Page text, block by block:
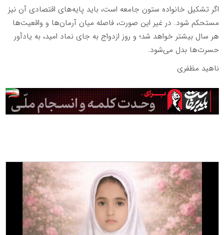
اگر تشکیل خانواده ستون جامعه است، باید پایه‌های اقتصادی آن نیز
مستحکم شود. در غیر این صورت، فاصله میان آرمان‌ها و واقعیت‌ها
هر سال بیشتر خواهد شد؛ و روز ازدواج به جای نماد امید، به یادآور
حسرت‌ها بدل می‌شود.
ناهید مظفری